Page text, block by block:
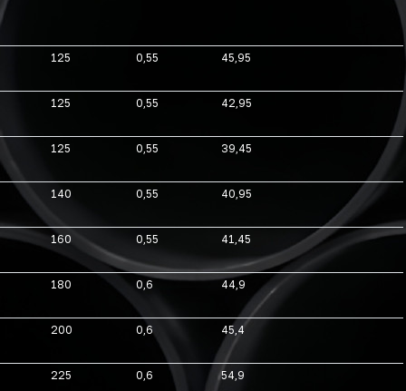
125 0,55 45,95
125 0,55 42,95
125 0,55 39,45
140 0,55 40,95
160 0,55 41,45
180 0,6 44,9
200 0,6 45,4
225 0,6 54,9